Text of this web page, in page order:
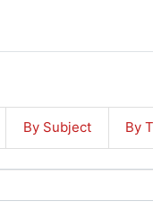
By Subject By